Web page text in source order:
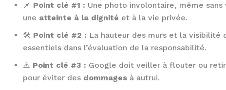
📌 Point clé #1 : Une photo involontaire, même
une atteinte à la dignité et à la vie privée.
🛠️ Point clé #2 : La hauteur des murs et la visibilité
essentiels dans l’évaluation de la responsabilité.
⚠️ Point clé #3 : Google doit veiller à flouter ou
pour éviter des dommages à autrui.